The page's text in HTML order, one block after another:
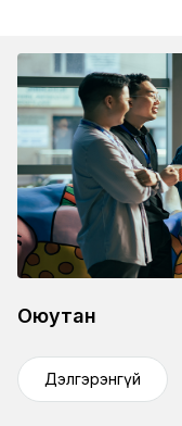
Оюутан
Дэлгэрэнгүй